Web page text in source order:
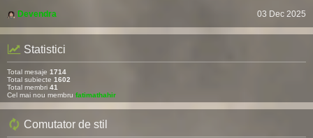
Devendra
03 Dec 2025
Statistici
Total mesaje 1714
Total subiecte 1602
Total membri 41
Cel mai nou membru fatimathahir
Comutator de stil